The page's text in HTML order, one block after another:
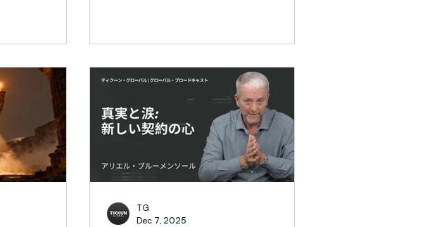
するまで完全
、危険である
を派遣する意
国際平和維
い。 イス
全保障に対す
し、ガザの再
でいません。
進していま
ルコの根底
契約の誠実さをもって主と共に歩むこと
を自ら捧げた人々でした。 神はアブラ
ムの名前をアブラハムに、サライの名前
をサラに変えました。両名称ともヘブラ
イ文字を加えて変更されました (ヘブラ
写)HはYHVHで2回現れることで、ヘブ
ライ語話者にとって神の名を象徴してい
ます。そのため、彼らのアイデンティテ
ィは、自分自身のイメージに神の姿を加
TG
Dec 7, 2025